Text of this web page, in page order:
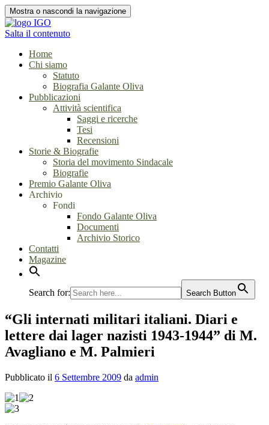
Mostra o nascondi la navigazione
Salta il contenuto
Home
Chi siamo
Statuto
Biografia Galante Oliva
Pubblicazioni
Attività scientifica
Saggi e ricerche
Tesi
Recensioni
Storie & Biografie
Storia del movimento Sindacale
Biografie
Premio Galante Oliva
Archivio
Fondi
Fondo Galante Oliva
Documenti
Archivio Storico
Contatti
Magazine
Search for: Search Button
“Gli internati militari italiani. Diari e
lettere dai lager nazisti 1943-1944” di M.
Avagliano e M. Palmieri
Pubblicato il 6 Settembre 2009 da admin